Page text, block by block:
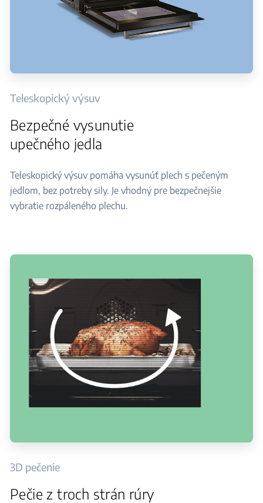
Teleskopický výsuv
Bezpečné vysunutie
upečného jedla
Teleskopický výsuv pomáha vysunúť plech s pečeným
jedlom, bez potreby sily. Je vhodný pre bezpečnejšie
vybratie rozpáleného plechu.
3D pečenie
Pečie z troch strán rúry